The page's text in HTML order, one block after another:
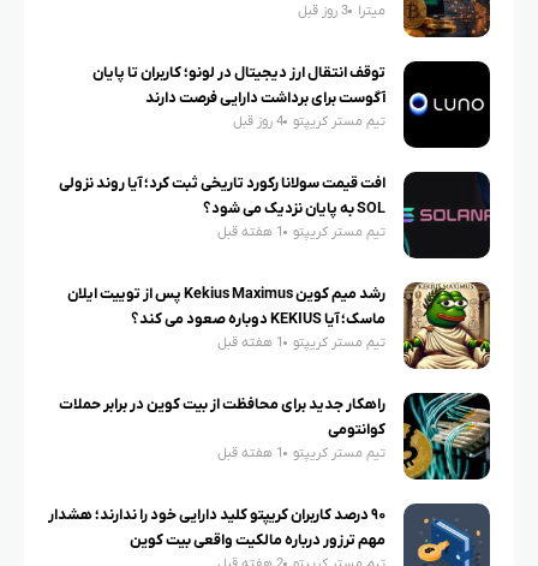
میترا 3 روز قبل
توقف انتقال ارز دیجیتال در لونو؛ کاربران تا پایان
آگوست برای برداشت دارایی فرصت دارند
تیم مستر کریپتو 4 روز قبل
افت قیمت سولانا رکورد تاریخی ثبت کرد؛ آیا روند نزولی
SOL به پایان نزدیک می شود؟
تیم مستر کریپتو 1 هفته قبل
رشد میم کوین Kekius Maximus پس از توییت ایلان
ماسک؛ آیا KEKIUS دوباره صعود می کند؟
تیم مستر کریپتو 1 هفته قبل
راهکار جدید برای محافظت از بیت کوین در برابر حملات
کوانتومی
تیم مستر کریپتو 1 هفته قبل
۹۰ درصد کاربران کریپتو کلید دارایی خود را ندارند؛ هشدار
مهم ترزور درباره مالکیت واقعی بیت کوین